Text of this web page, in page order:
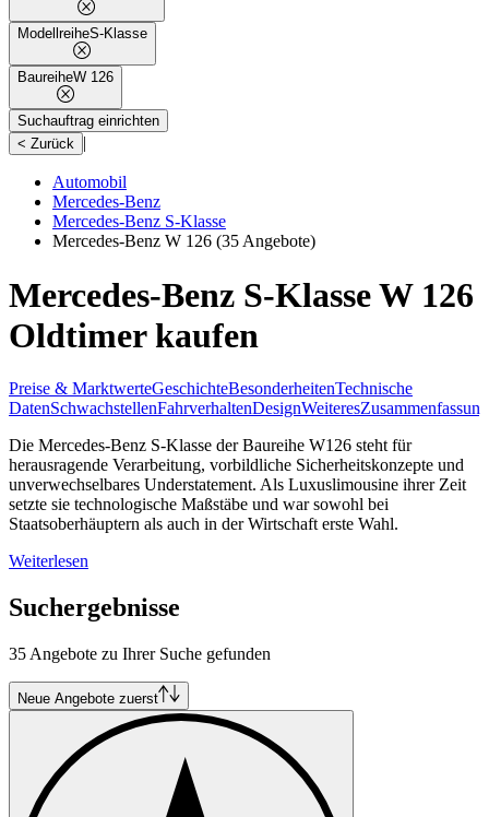
ModellreiheS-Klasse
BaureiheW 126
Suchauftrag einrichten
< Zurück |
Automobil
Mercedes-Benz
Mercedes-Benz S-Klasse
Mercedes-Benz W 126 (35 Angebote)
Mercedes-Benz S-Klasse W 126
Oldtimer kaufen
Preise & MarktwerteGeschichteBesonderheitenTechnische
DatenSchwachstellenFahrverhaltenDesignWeiteresZusammenfassung
Die Mercedes-Benz S-Klasse der Baureihe W126 steht für
herausragende Verarbeitung, vorbildliche Sicherheitskonzepte und
unverwechselbares Understatement. Als Luxuslimousine ihrer Zeit
setzte sie technologische Maßstäbe und war sowohl bei
Staatsoberhäuptern als auch in der Wirtschaft erste Wahl.
Weiterlesen
Suchergebnisse
35 Angebote zu Ihrer Suche gefunden
Neue Angebote zuerst